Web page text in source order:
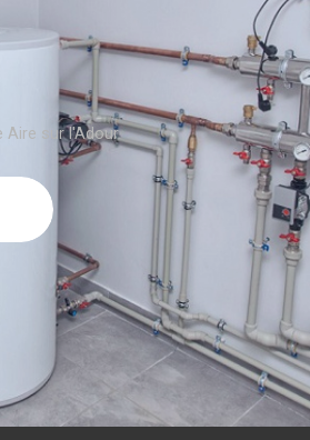
Aire sur l'Adour